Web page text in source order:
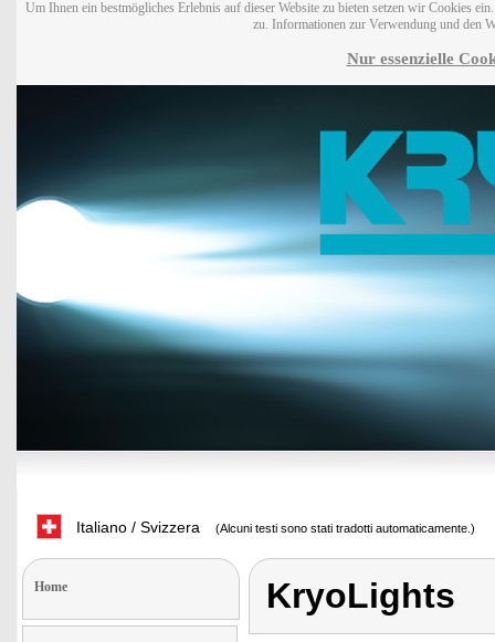
Um Ihnen ein bestmögliches Erlebnis auf dieser Website zu bieten setzen wir Cookies
zu. Informationen zur Verwendung und den
Nur essenzielle
Italiano / Svizzera (Alcuni testi sono stati tradotti automaticamente.)
Home KryoLights